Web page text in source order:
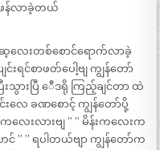
န်လာခဲ့တယ်
ေ့လေးတစ်စောင်ရောက်လာခဲ့
းရင်စာဖတ်ပေါ့ဗျ ကျွန်တော်
းသွားပြီ ေီဒရို ကြည့်ချင်တာ ထဲ
းလေ ခဏစောင့် ကျွန်တော်ပို့
းကလေးလားဗျ ” ” မိန်းကလေးက
” ” ရပါတယ်ဗျာ ကျွန်တော်က